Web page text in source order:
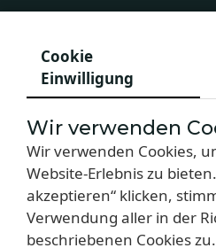
Sonderangebote an.
Cookie
Einwilligung
Wir verwenden
Wir verwenden Cookies,
Website-Erlebnis zu
akzeptieren“ klicken,
Verwendung aller in der
beschriebenen Cookies